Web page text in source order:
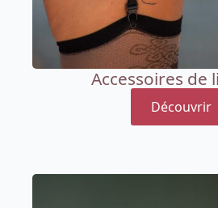
Accessoires de
Découvrir